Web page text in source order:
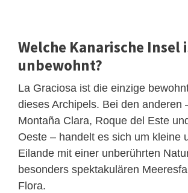
Welche Kanarische Insel
unbewohnt?
La Graciosa ist die einzige
dieses Archipels. Bei den anderen
Montaña Clara, Roque del Este
Oeste – handelt es sich um kleine
Eilande mit einer unberührten
besonders spektakulären
Flora.